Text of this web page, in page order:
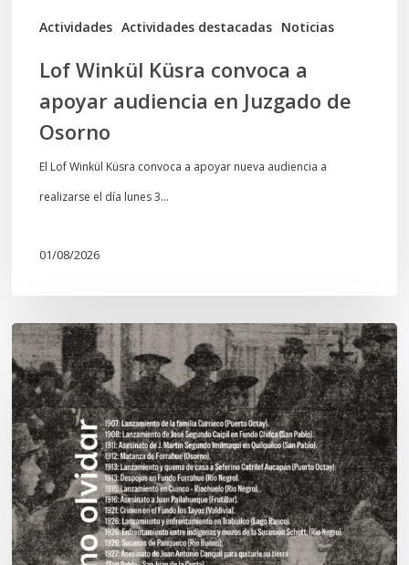
Actividades Actividades destacadas Noticias
Lof Winkül Küsra convoca a
apoyar audiencia en Juzgado de
Osorno
El Lof Winkül Küsra convoca a apoyar nueva audiencia a
realizarse el día lunes 3…
01/08/2026
Chawrakawin:
Palimpsesto
explora
a
través
del
arte
las